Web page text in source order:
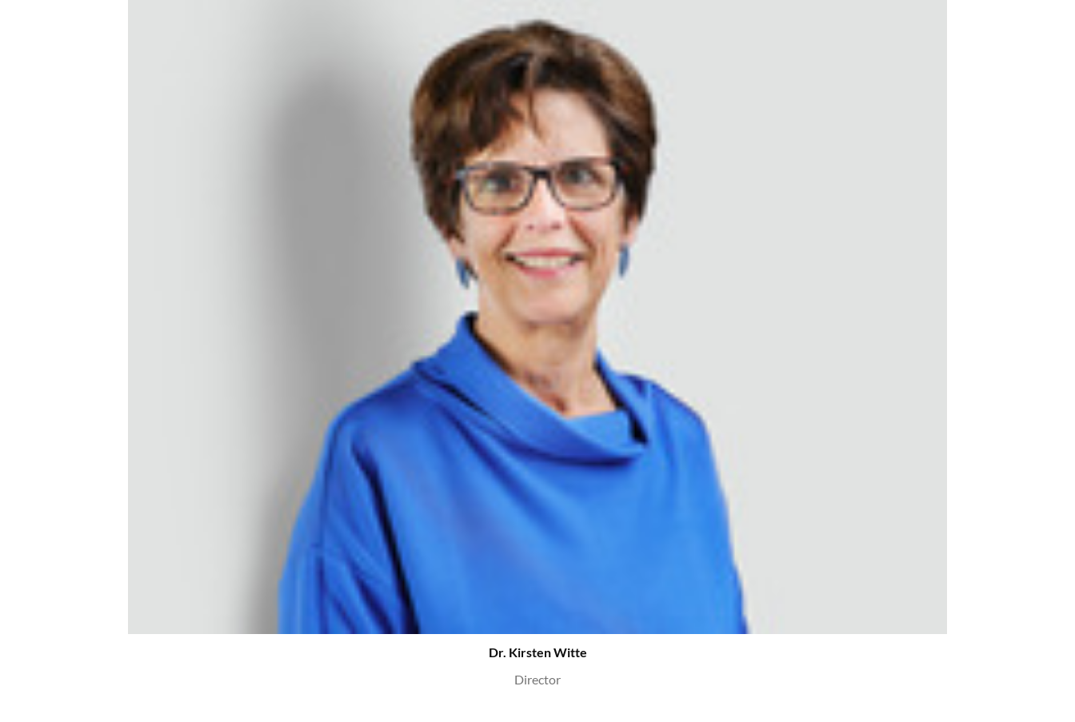
Dr. Kirsten Witte
Director